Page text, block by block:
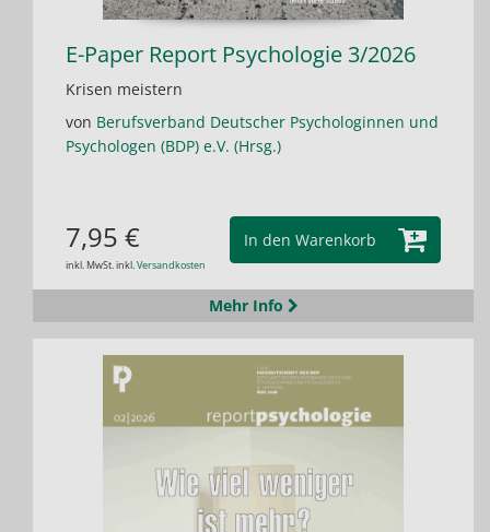
E-Paper Report Psychologie 3/2026
Krisen meistern
von Berufsverband Deutscher Psychologinnen und
Psychologen (BDP) e.V. (Hrsg.)
In den Warenkorb
7,95 €
inkl. MwSt. inkl. Versandkosten
Mehr Info